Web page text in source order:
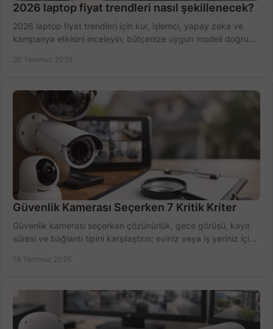
2026 laptop fiyat trendleri nasıl şekillenecek?
2026 laptop fiyat trendleri için kur, işlemci, yapay zeka ve
kampanya etkisini inceleyin; bütçenize uygun modeli doğru
20 Temmuz 2026
Güvenlik Kamerası Seçerken 7 Kritik Kriter
Güvenlik kamerası seçerken çözünürlük, gece görüşü, kayıt
süresi ve bağlantı tipini karşılaştırın; eviniz veya iş yeriniz için
18 Temmuz 2026